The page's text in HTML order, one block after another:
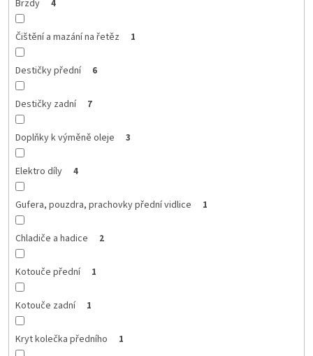
Brzdy 4
Čištění a mazání na řetěz 1
Destičky přední 6
Destičky zadní 7
Doplňky k výměně oleje 3
Elektro díly 4
Gufera, pouzdra, prachovky přední vidlice 1
Chladiče a hadice 2
Kotouče přední 1
Kotouče zadní 1
Kryt kolečka předního 1